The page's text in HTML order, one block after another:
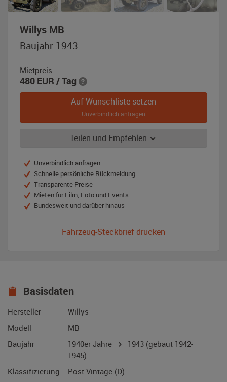
Willys MB
Baujahr
1943,
matt
Baujahr 1943
Mietpreis
480 EUR / Tag
Auf Wunschliste setzen
Unverbindlich anfragen
Teilen und Empfehlen
Unverbindlich anfragen
Schnelle persönliche Rückmeldung
Transparente Preise
Mieten für Film, Foto und Events
Bundesweit und darüber hinaus
Fahrzeug-Steckbrief drucken
Basisdaten
Hersteller
Willys
Modell
MB
Baujahr
1940er Jahre 1943 (gebaut 1942-
1945)
Klassifizierung
Post Vintage (D)